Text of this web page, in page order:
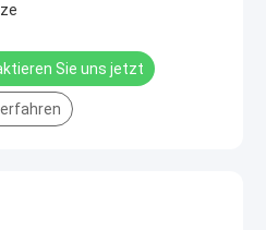
Sie uns jetzt